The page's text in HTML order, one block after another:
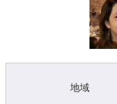
地域